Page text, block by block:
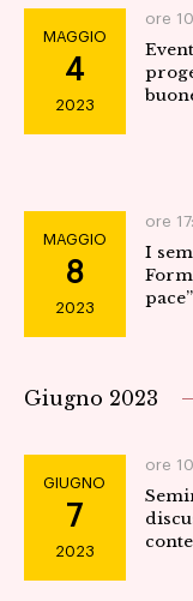
MAGGIO
4
2023
ore
MAGGIO
8
2023
ore
I
pace”
Giugno 2023
GIUGNO
7
2023
ore